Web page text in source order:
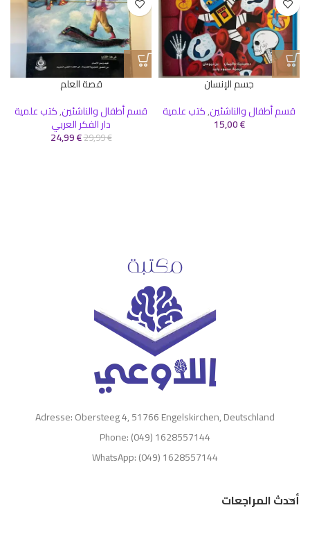
جسم الإنسان
قسم أطفال والناشئين,كتب علمية
15,00€
قصة العلم
قسم أطفال والناشئين,كتب علمية
دار الفكر العربي
29,99€
24,99€
Adresse: Obersteeg 4, 51766 Engelskirchen, Deutschland
Phone: (049) 1628557144
WhatsApp: (049) 1628557144
أحدث المراجعات